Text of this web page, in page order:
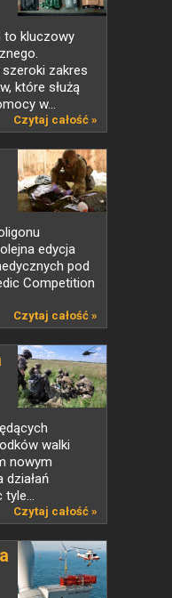
to kluczowy
zakres
które służą
w...
Czytaj całość »
edycja
pod
Competition
Czytaj całość »
walki
nowym
działań
tyle...
Czytaj całość »